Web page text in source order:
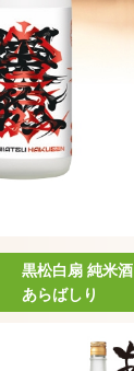
黒松白扇 純米酒
あらばしり